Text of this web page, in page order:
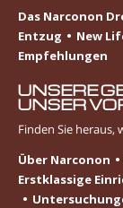
Das Narconon
Entzug
New
Empfehlungen
UNSERE
UNSER
Finden Sie heraus,
Über Narconon
Erstklassige